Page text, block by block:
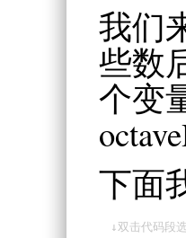
我们
些数
个变
下面
↓双击代码段